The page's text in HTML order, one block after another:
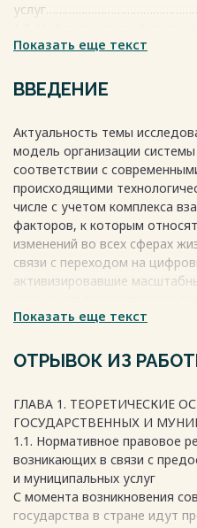
государственных и
"ДМИТРОВСКИЙ" ПО
ГОСУДАРСТВЕННЫХ И
"Дмитровский" 27
2.2. Обеспечение качества
государственных и
"Дмитровский" 36
2.3. Оценка общей
качеством и доступностью
государственных и
ГЛАВА 3.
ДЕЯТЕЛЬНОСТЬЮ
муниципальных услуг 51
муниципального учреждения
3.3. Оценка социальной
направленных на
предоставления
69
ЗАКЛЮЧЕНИЕ 73
СПИСОК ИСПОЛЬЗОВАННЫХ
Показать еще текст
ВВЕДЕНИЕ
Актуальность темы
модель организации
соответствии с
происходящими
числе с учетом комплекса
факторов, к которым
изменений во всех сферах
связи с переходом на
активизировавшие
получении наиболее
стандарты качества работы;
низкой готовности
технологий, переход в
неготовность к цифровой
органов власти
муниципального уровня,
МФЦ.
Созданная на территории
Показать еще текст
ОТРЫВОК ИЗ
ГЛАВА 1. ТЕОРЕТИЧЕСКИЕ
ГОСУДАРСТВЕННЫХ И
1.1. Нормативное правовое
возникающих в связи с
и муниципальных услуг
С момента возникновения
государства в стране идут